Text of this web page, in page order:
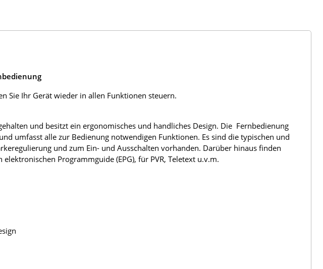
Sie Ihr Gerät wieder in allen Funktionen steuern.
und besitzt ein ergonomisches und handliches Design. Die Fernbedienung
umfasst alle zur Bedienung notwendigen Funktionen. Es sind die typischen und
und zum Ein- und Ausschalten vorhanden. Darüber hinaus finden
Programmguide (EPG), für PVR, Teletext u.v.m.